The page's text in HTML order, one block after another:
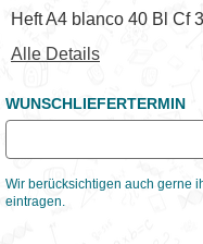
Heft A4 blanco 40 Bl Cf
Alle Details
WUNSCHLIEFERTERMIN
Wir berücksichtigen auch gerne
eintragen.